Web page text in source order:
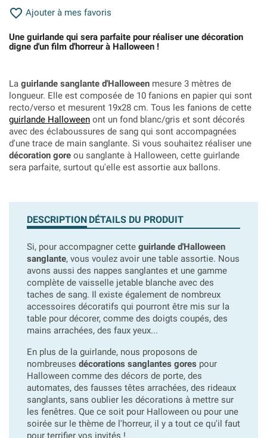
 Ajouter à mes favoris
Une guirlande qui sera parfaite pour réaliser une décoration
digne d'un film d'horreur à Halloween !
La guirlande sanglante d'Halloween mesure 3 mètres de
longueur. Elle est composée de 10 fanions en papier qui sont
recto/verso et mesurent 19x28 cm. Tous les fanions de cette
guirlande Halloween ont un fond blanc/gris et sont décorés
avec des éclaboussures de sang qui sont accompagnées
d'une trace de main sanglante. Si vous souhaitez réaliser une
décoration gore ou sanglante à Halloween, cette guirlande
sera parfaite, surtout qu'elle est assortie aux ballons.
DESCRIPTION DÉTAILS DU PRODUIT
Si, pour accompagner cette guirlande d'Halloween
sanglante, vous voulez avoir une table assortie. Nous
avons aussi des nappes sanglantes et une gamme
complète de vaisselle jetable blanche avec des
taches de sang. Il existe également de nombreux
accessoires décoratifs qui pourront être mis sur la
table pour décorer, comme des doigts coupés, des
mains arrachées, des faux yeux...
En plus de la guirlande, nous proposons de
nombreuses décorations sanglantes gores pour
Halloween comme des décors de porte, des
automates, des fausses têtes arrachées, des rideaux
sanglants, sans oublier les décorations à mettre sur
les fenêtres. Que ce soit pour Halloween ou pour une
soirée sur le thème de l'horreur, il y a tout ce qu'il faut
pour terrifier vos invités !